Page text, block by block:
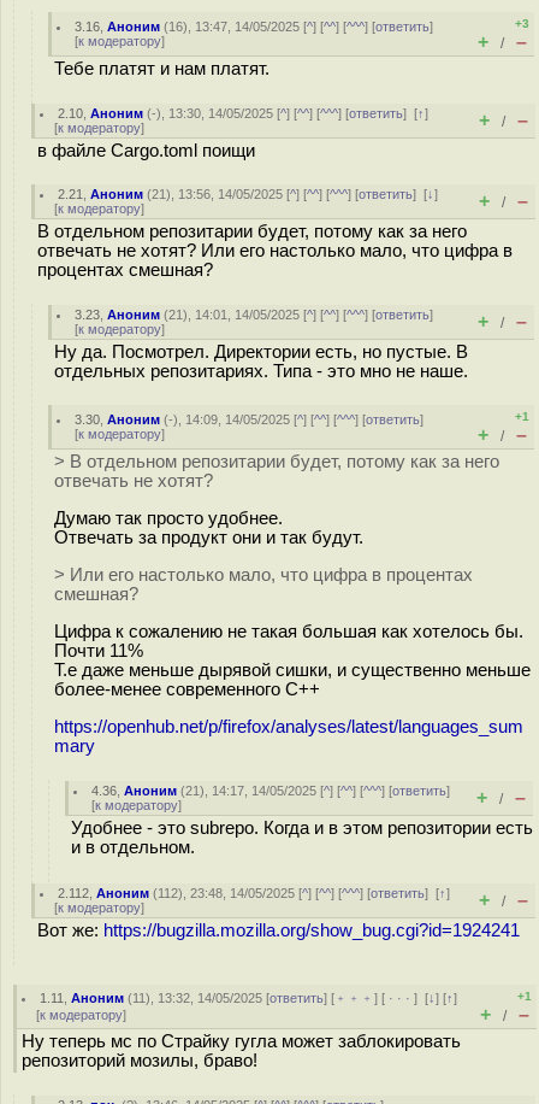
3.16 ,Аноним (16), 13:47, 14/05/2025 [^] [^^] [^^^] [ответить]
[к модератору]
+3
+ / –
Тебе платят и нам платят.
2.10 ,Аноним (-), 13:30, 14/05/2025 [^] [^^] [^^^] [ответить][↑]
[к модератору] + / –
в файле Cargo.toml поищи
2.21 ,Аноним (21), 13:56, 14/05/2025 [^] [^^] [^^^] [ответить][↓]
[к модератору] + / –
В отдельном репозитарии будет, потому как за него
отвечать не хотят? Или его настолько мало, что цифра в
процентах смешная?
3.23 ,Аноним (21), 14:01, 14/05/2025 [^] [^^] [^^^] [ответить]
[к модератору] + / –
Ну да. Посмотрел. Директории есть, но пустые. В
отдельных репозитариях. Типа - это мно не наше.
3.30 ,Аноним (-), 14:09, 14/05/2025 [^] [^^] [^^^] [ответить]
[к модератору]
+1
+ / –
> В отдельном репозитарии будет, потому как за него
отвечать не хотят?
Думаю так просто удобнее.
Отвечать за продукт они и так будут.
> Или его настолько мало, что цифра в процентах
смешная?
Цифра к сожалению не такая большая как хотелось бы.
Почти 11%
Т.е даже меньше дыpявой сишки, и существенно меньше
более-менее современного С++
https://openhub.net/p/firefox/analyses/latest/languages_sum
mary
4.36 ,Аноним (21), 14:17, 14/05/2025 [^] [^^] [^^^] [ответить]
[к модератору] + / –
Удобнее - это subrepo. Когда и в этом репозитории есть
и в отдельном.
2.112 ,Аноним (112), 23:48, 14/05/2025 [^] [^^] [^^^] [ответить][↑]
[к модератору] + / –
Вот же: https://bugzilla.mozilla.org/show_bug.cgi?id=1924241
1.11 ,Аноним (11), 13:32, 14/05/2025 [ответить] [ ﹢﹢﹢] [ · · ·][↓] [↑]
[к модератору]
+1
+ / –
Ну теперь мс по Страйку гугла может заблокировать
репозиторий мозилы, браво!